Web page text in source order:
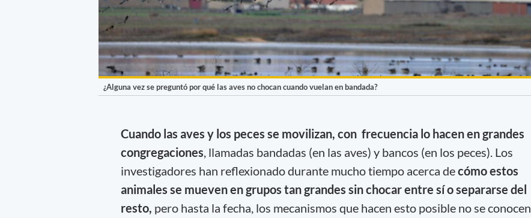
¿Alguna vez se preguntó por qué las aves no chocan cuando vuelan en bandada?
Cuando las aves y los peces se movilizan, con frecuencia lo hacen en grandes
congregaciones , llamadas bandadas (en las aves) y bancos (en los peces). Los
investigadores han reflexionado durante mucho tiempo acerca decómo estos
animales se mueven en grupos tan grandes sin chocar entre sí o separarse del
resto, pero hasta la fecha, los mecanismos que hacen esto posible no se conocen